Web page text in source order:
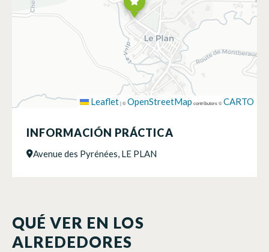
Leaflet|©OpenStreetMap contributors ©CARTO
INFORMACIÓN PRÁCTICA
Avenue des Pyrénées, LE PLAN
QUÉ VER EN LOS
ALREDEDORES